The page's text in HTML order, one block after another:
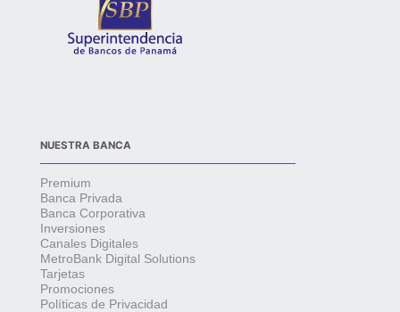
NUESTRA BANCA
Premium
Banca Privada
Banca Corporativa
Inversiones
Canales Digitales
MetroBank Digital Solutions
Tarjetas
Promociones
Políticas de Privacidad